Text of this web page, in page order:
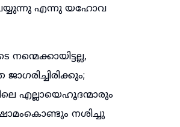
എന്നു യഹോവ
ജാഗരിച്ചിരിക്കും;
എല്ലായെഹൂദന്മാരും
നശിച്ചു